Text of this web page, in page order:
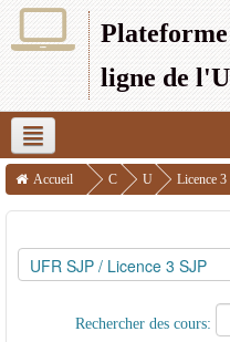
ligne de
Français (fr) UFR SEFS
IPSL
Accueil
C
o
r
U
F
S
Licence 3
Rechercher des cours: